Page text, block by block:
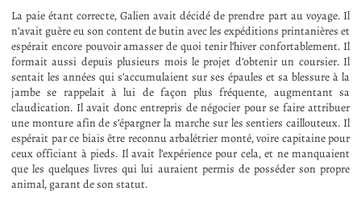
La paie étant correcte, Galien avait décidé de prendre part au voyage. Il
n’avait guère eu son content de butin avec les expéditions printanières et
espérait encore pouvoir amasser de quoi tenir l’hiver confortablement. Il
formait aussi depuis plusieurs mois le projet d’obtenir un coursier. Il
sentait les années qui s’accumulaient sur ses épaules et sa blessure à la
jambe se rappelait à lui de façon plus fréquente, augmentant sa
claudication. Il avait donc entrepris de négocier pour se faire attribuer
une monture afin de s’épargner la marche sur les sentiers caillouteux. Il
espérait par ce biais être reconnu arbalétrier monté, voire capitaine pour
ceux officiant à pieds. Il avait l’expérience pour cela, et ne manquaient
que les quelques livres qui lui auraient permis de posséder son propre
animal, garant de son statut.